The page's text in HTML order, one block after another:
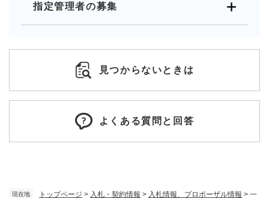
現在地 トップページ > 入札・契約情報 > 入札情報、プロポーザル情報 > 一
指定管理者の募集
見つからないときは
よくある質問と回答